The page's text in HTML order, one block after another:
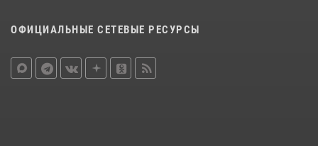
ОФИЦИАЛЬНЫЕ СЕТЕВЫЕ РЕСУРСЫ